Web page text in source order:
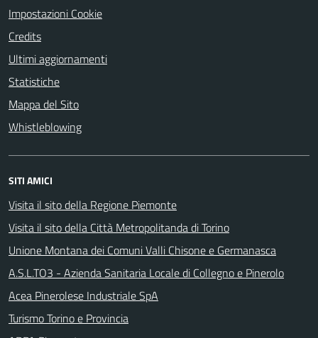
Impostazioni Cookie
Credits
Ultimi aggiornamenti
Statistiche
Mappa del Sito
Whistleblowing
SITI AMICI
Visita il sito della Regione Piemonte
Visita il sito della Città Metropolitanda di Torino
Unione Montana dei Comuni Valli Chisone e Germanasca
A.S.L.TO3 - Azienda Sanitaria Locale di Collegno e Pinerolo
Acea Pinerolese Industriale SpA
Turismo Torino e Provincia